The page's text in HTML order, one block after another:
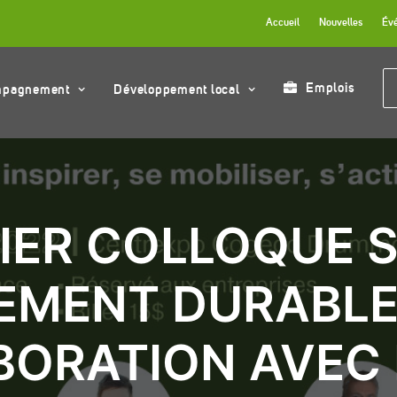
Accueil Nouvelles
Développement local Emplois
COLLOQUE